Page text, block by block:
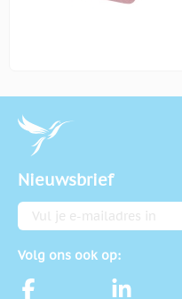
Nieuwsbrief
E-mailadres
Volg ons ook op: